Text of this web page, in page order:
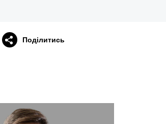
Поділитись